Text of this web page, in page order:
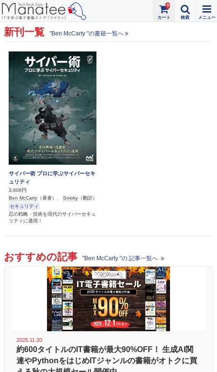
0
新刊一覧 "Ben McCarty "の書籍一覧へ
サイバー術 プロに学ぶサイバーセキ
ュリティ
3,608円
Ben McCarty （著者）、 Smoky （翻訳）
セキュリティ
忍の戦略・技術を現代のサイバーセキュ
リティに適用！
おすすめの記事 "Ben McCarty "の 記事一覧へ
2025.11.20
約600タイトルのIT書籍が最大90%OFF！ 生成AI関
連やPythonをはじめITジャンルの書籍がオトクに買